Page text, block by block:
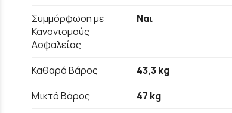
Συμμόρφωση με
Κανονισμούς
Ασφαλείας
Ναι
Καθαρό Βάρος
43,3 kg
Μικτό Βάρος
47 kg